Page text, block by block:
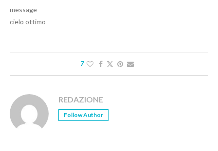
message
cielo ottimo
7
REDAZIONE
Follow Author